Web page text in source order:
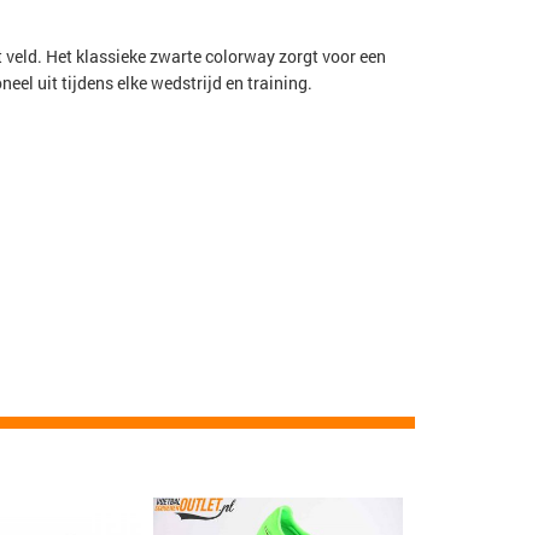
Het klassieke zwarte colorway zorgt voor een
uit tijdens elke wedstrijd en training.